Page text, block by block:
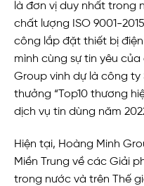
là đơn vị duy nhất trong
chất lượng ISO 9001-
công lắp đặt thiết bị điện
mình cùng sự tin yêu
Group vinh dự là công
thưởng “Top10 thương
dịch vụ tin dùng năm
Hiện tại, Hoàng Minh
Miền Trung về các Giải
trong nước và trên Thế